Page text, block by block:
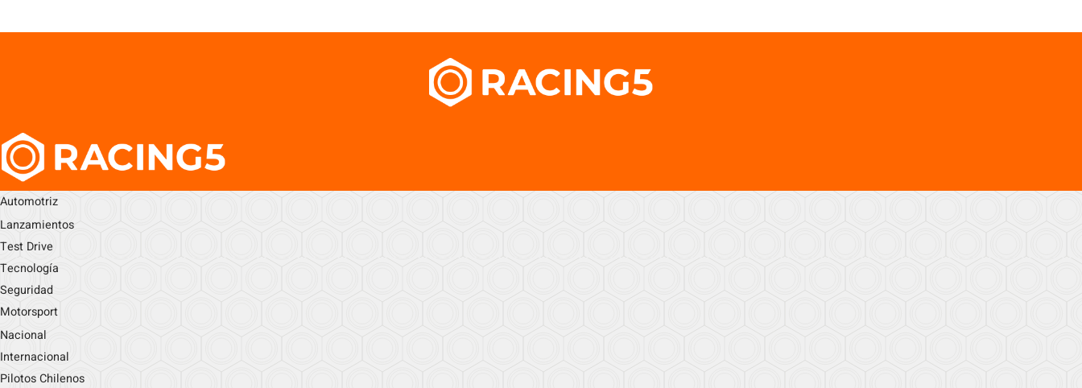
Automotriz
Lanzamientos
Test Drive
Tecnología
Seguridad
Motorsport
Nacional
Internacional
Pilotos Chilenos